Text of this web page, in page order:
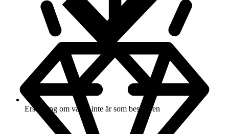
Ersättning om varan inte är som beskriven